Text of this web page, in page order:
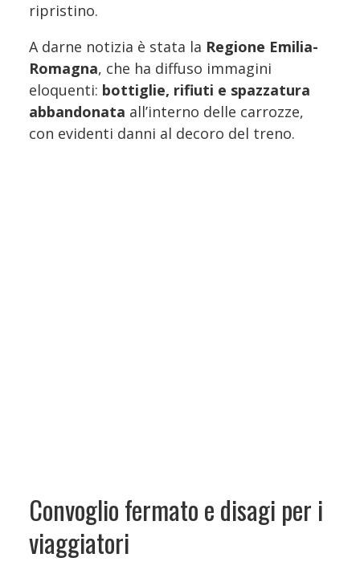
ripristino.
A darne notizia è stata la Regione Emilia-
Romagna, che ha diffuso immagini
eloquenti: bottiglie, rifiuti e spazzatura
abbandonata all’interno delle carrozze,
con evidenti danni al decoro del treno.
Convoglio fermato e disagi per i
viaggiatori